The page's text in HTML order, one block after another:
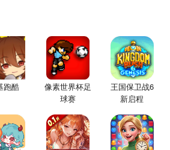
跑酷
像素世界杯足
球赛
王国保卫战6
新启程